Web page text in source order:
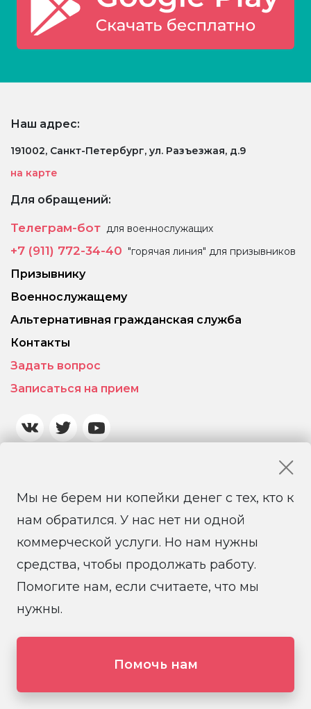
Мы не берем ни копейки денег с тех, кто к
нам обратился. У нас нет ни одной
коммерческой услуги. Но нам нужны
средства, чтобы продолжать работу.
Помогите нам, если считаете, что мы
нужны.
Помочь нам
Наш адрес:
191002, Санкт-Петербург, ул. Разъезжая, д.9
на карте
Для обращений:
Телеграм-бот для военнослужащих
+7 (911) 772-34-40 "горячая линия" для призывников
Призывнику
Военнослужащему
Альтернативная гражданская служба
Контакты
Задать вопрос
Записаться на прием
© 2026 Санкт-Петербургская региональная
«Солдатские матери Санкт-Петербурга»
Создание и поддержка сайта it-coop